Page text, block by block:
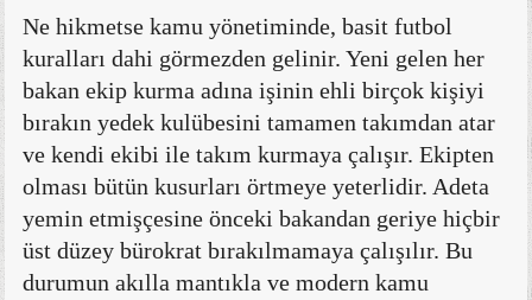
Ne hikmetse kamu yönetiminde, basit futbol
kuralları dahi görmezden gelinir. Yeni gelen her
bakan ekip kurma adına işinin ehli birçok kişiyi
bırakın yedek kulübesini tamamen takımdan atar
ve kendi ekibi ile takım kurmaya çalışır. Ekipten
olması bütün kusurları örtmeye yeterlidir. Adeta
yemin etmişçesine önceki bakandan geriye hiçbir
üst düzey bürokrat bırakılmamaya çalışılır. Bu
durumun akılla mantıkla ve modern kamu